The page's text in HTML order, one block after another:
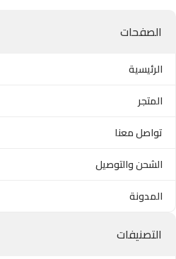
الصفحات
الرئيسية
المتجر
تواصل معنا
الشحن والتوصيل
المدونة
التصنيفات